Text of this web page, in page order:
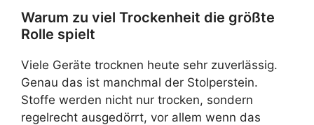
Warum zu viel Trockenheit die größte
Rolle spielt
Viele Geräte trocknen heute sehr zuverlässig.
Genau das ist manchmal der Stolperstein.
Stoffe werden nicht nur trocken, sondern
regelrecht ausgedörrt, vor allem wenn das